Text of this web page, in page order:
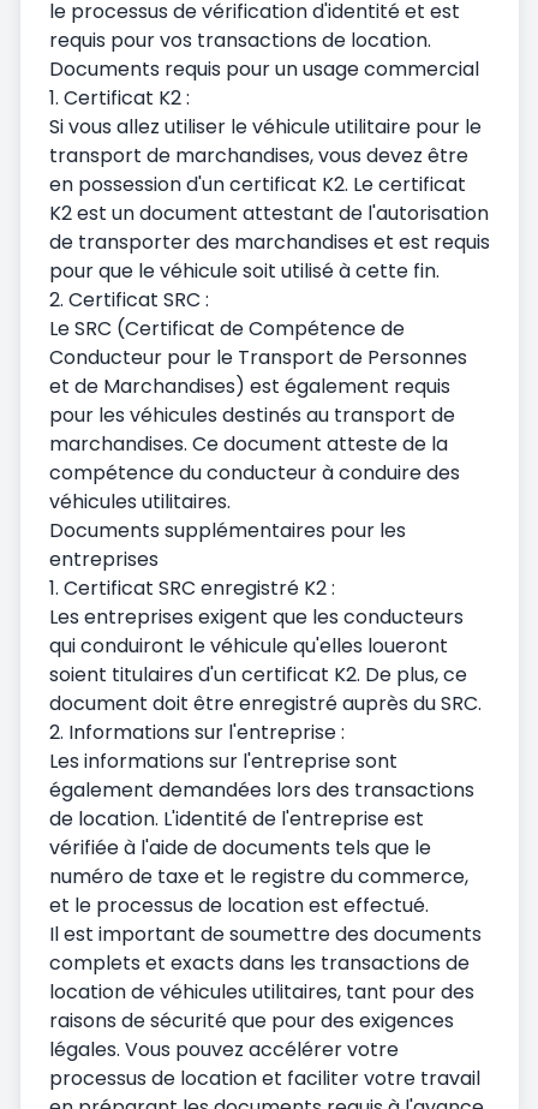
le processus de vérification d'identité et est
requis pour vos transactions de location.
Documents requis pour un usage commercial
1. Certificat K2 :
Si vous allez utiliser le véhicule utilitaire pour le
transport de marchandises, vous devez être
en possession d'un certificat K2. Le certificat
K2 est un document attestant de l'autorisation
de transporter des marchandises et est requis
pour que le véhicule soit utilisé à cette fin.
2. Certificat SRC :
Le SRC (Certificat de Compétence de
Conducteur pour le Transport de Personnes
et de Marchandises) est également requis
pour les véhicules destinés au transport de
marchandises. Ce document atteste de la
compétence du conducteur à conduire des
véhicules utilitaires.
Documents supplémentaires pour les
entreprises
1. Certificat SRC enregistré K2 :
Les entreprises exigent que les conducteurs
qui conduiront le véhicule qu'elles loueront
soient titulaires d'un certificat K2. De plus, ce
document doit être enregistré auprès du SRC.
2. Informations sur l'entreprise :
Les informations sur l'entreprise sont
également demandées lors des transactions
de location. L'identité de l'entreprise est
vérifiée à l'aide de documents tels que le
numéro de taxe et le registre du commerce,
et le processus de location est effectué.
Il est important de soumettre des documents
complets et exacts dans les transactions de
location de véhicules utilitaires, tant pour des
raisons de sécurité que pour des exigences
légales. Vous pouvez accélérer votre
processus de location et faciliter votre travail